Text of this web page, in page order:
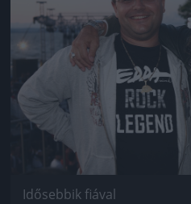
Idősebbik fiával